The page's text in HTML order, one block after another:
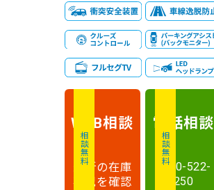
相談無料
WEB相談
最新の在庫
状況を確認
相談無料
電話相談
0120-522-
250